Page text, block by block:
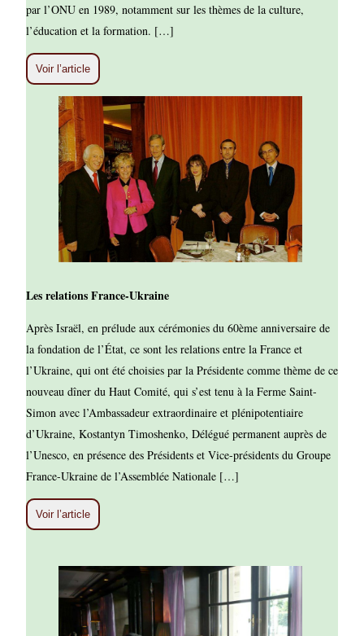
par l’ONU en 1989, notamment sur les thèmes de la culture,
l’éducation et la formation. […]
Voir l’article
Les relations France-Ukraine
Après Israël, en prélude aux cérémonies du 60ème anniversaire de
la fondation de l’État, ce sont les relations entre la France et
l’Ukraine, qui ont été choisies par la Présidente comme thème de ce
nouveau dîner du Haut Comité, qui s’est tenu à la Ferme Saint-
Simon avec l’Ambassadeur extraordinaire et plénipotentiaire
d’Ukraine, Kostantyn Timoshenko, Délégué permanent auprès de
l’Unesco, en présence des Présidents et Vice-présidents du Groupe
France-Ukraine de l’Assemblée Nationale […]
Voir l’article